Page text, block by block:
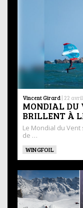
Vincent Girard | 22
MONDIAL DU
BRILLENT À
Le Mondial du
de …
WINGFOIL